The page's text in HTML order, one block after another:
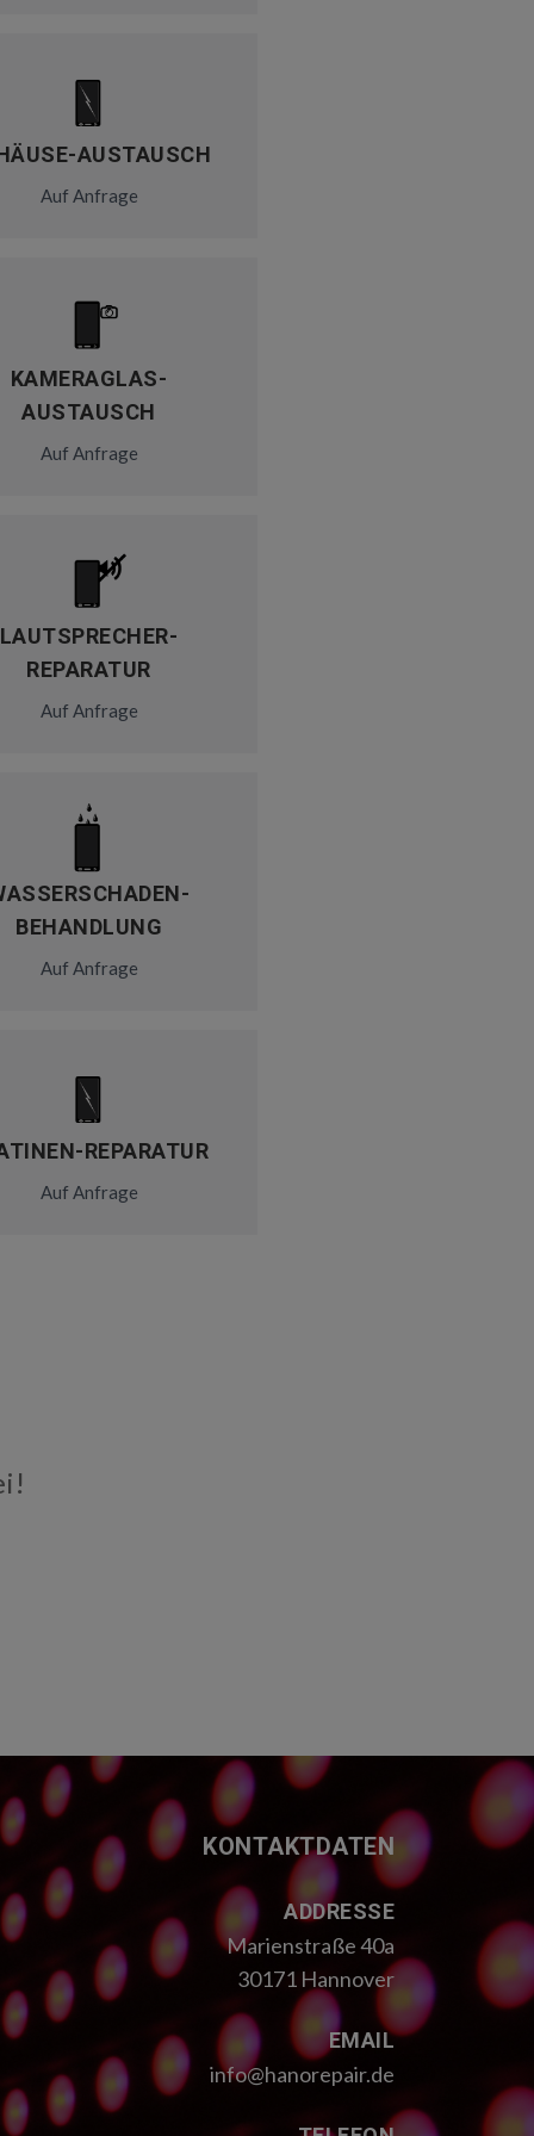
AUSTAUSCH
Auf Anfrage
KAMERAGLAS-
AUSTAUSCH
Auf Anfrage
LAUTSPRECHER-
REPARATUR
Auf Anfrage
BEHANDLUNG
Auf Anfrage
REPARATUR
Auf Anfrage
KONTAKTDATEN
ADDRESSE
Marienstraße 40a
30171 Hannover
EMAIL
info@hanorepair.de